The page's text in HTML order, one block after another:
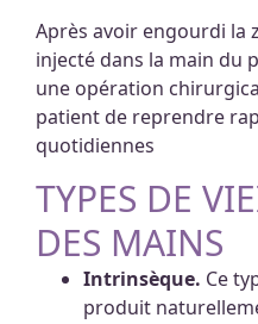
Après avoir engourdi la
injecté dans la main du
une opération
patient de reprendre
quotidiennes
TYPES DE
DES MAINS
Intrinsèque. Ce
produit